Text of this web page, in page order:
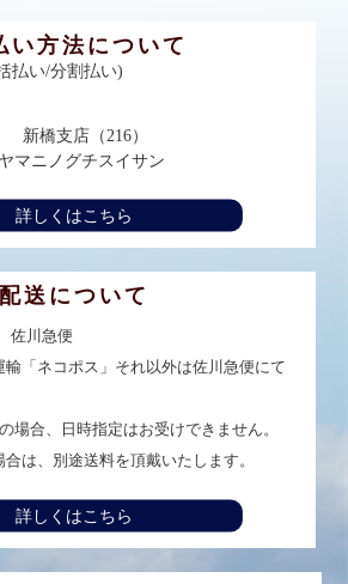
い方法について
払い/分割払い)
新橋支店（216）
ニノグチスイサン
詳しくはこちら
配送について
佐川急便
輸「ネコポス」それ以外は佐川急便にて
場合、日時指定はお受けできません。
は、別途送料を頂戴いたします。
詳しくはこちら